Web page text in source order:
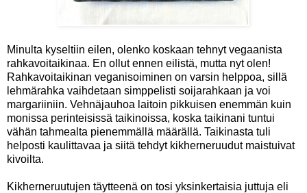
Minulta kyseltiin eilen, olenko koskaan tehnyt vegaanista
rahkavoitaikinaa. En ollut ennen eilistä, mutta nyt olen!
Rahkavoitaikinan veganisoiminen on varsin helppoa, sillä
lehmärahka vaihdetaan simppelisti soijarahkaan ja voi
margariiniin. Vehnäjauhoa laitoin pikkuisen enemmän kuin
monissa perinteisissä taikinoissa, koska taikinani tuntui
vähän tahmealta pienemmällä määrällä. Taikinasta tuli
helposti kaulittavaa ja siitä tehdyt kikherneruudut maistuivat
kivoilta.
Kikherneruutujen täytteenä on tosi yksinkertaisia juttuja eli